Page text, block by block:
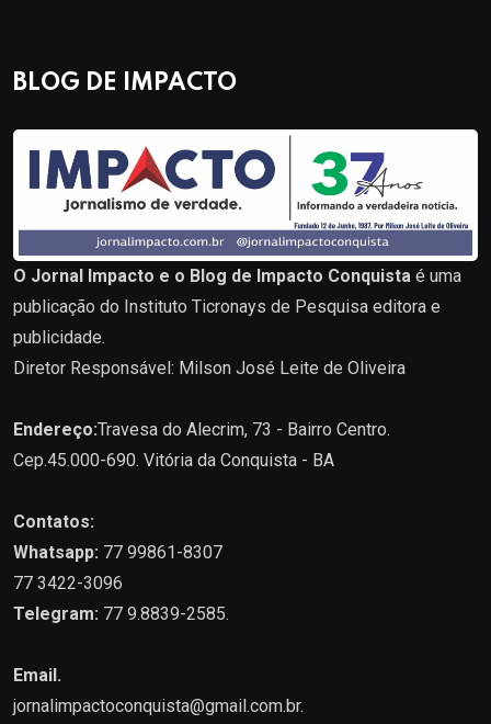
BLOG DE IMPACTO
O Jornal Impacto e o Blog de Impacto Conquista é uma
publicação do Instituto Ticronays de Pesquisa editora e
publicidade.
Diretor Responsável: Milson José Leite de Oliveira
Endereço:Travesa do Alecrim, 73 - Bairro Centro.
Cep.45.000-690. Vitória da Conquista - BA
Contatos:
Whatsapp: 77 99861-8307
77 3422-3096
Telegram: 77 9.8839-2585.
Email.
jornalimpactoconquista@gmail.com.br.